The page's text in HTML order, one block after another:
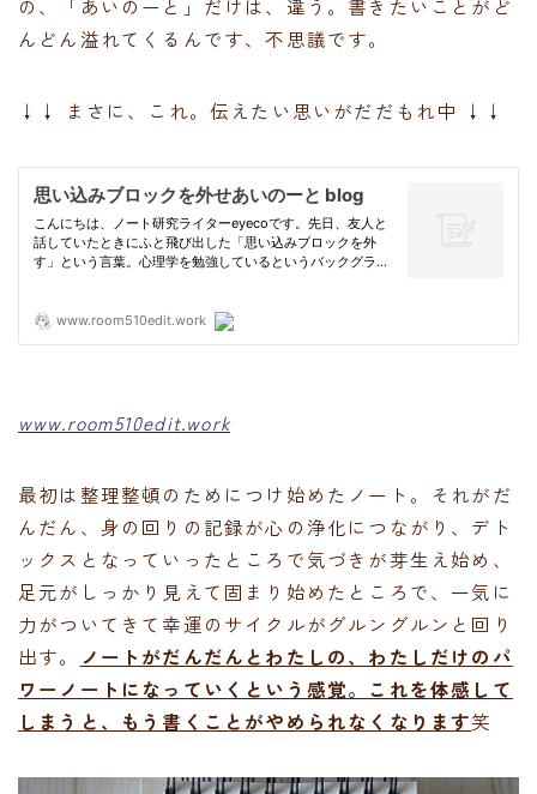
の、「あいのーと」だけは、違う。書きたいことがど
んどん溢れてくるんです、不思議です。
↓↓ まさに、これ。伝えたい思いがだだもれ中 ↓↓
www.room510edit.work
最初は整理整頓のためにつけ始めたノート。それがだ
んだん、身の回りの記録が心の浄化につながり、デト
ックスとなっていったところで気づきが芽生え始め、
足元がしっかり見えて固まり始めたところで、一気に
力がついてきて幸運のサイクルがグルングルンと回り
出す。
ノートがだんだんとわたしの、わたしだけのパ
ワーノートになっていくという感覚。これを体感して
しまうと、もう書くことがやめられなくなります笑